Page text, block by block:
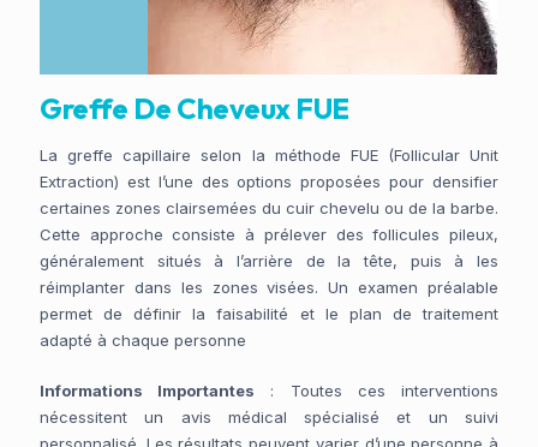
Greffe De Cheveux FUE
La greffe capillaire selon la méthode FUE (Follicular Unit
Extraction) est l’une des options proposées pour densifier
certaines zones clairsemées du cuir chevelu ou de la barbe.
Cette approche consiste à prélever des follicules pileux,
généralement situés à l’arrière de la tête, puis à les
réimplanter dans les zones visées. Un examen préalable
permet de définir la faisabilité et le plan de traitement
adapté à chaque personne
Informations Importantes : Toutes ces interventions
nécessitent un avis médical spécialisé et un suivi